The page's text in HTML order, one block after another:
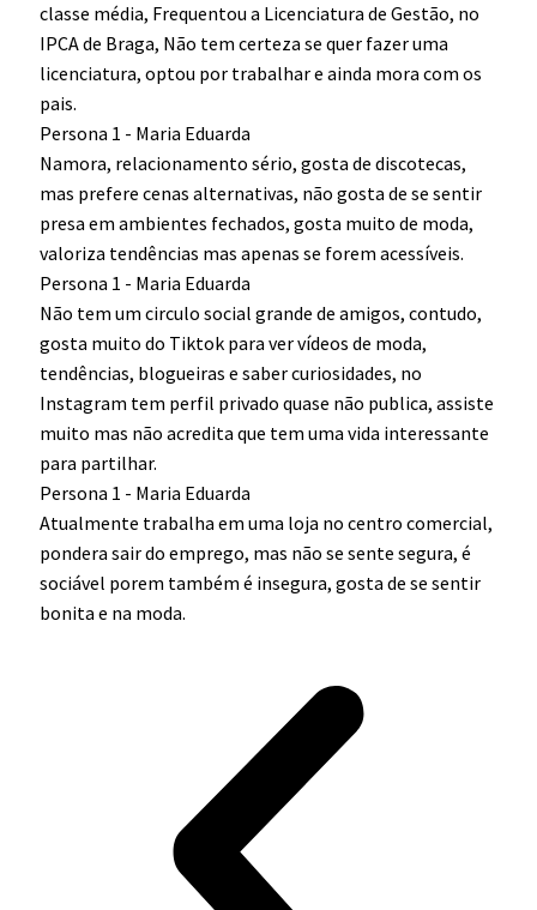
classe média, Frequentou a Licenciatura de Gestão, no
IPCA de Braga, Não tem certeza se quer fazer uma
licenciatura, optou por trabalhar e ainda mora com os
pais.
Persona 1 - Maria Eduarda
Namora, relacionamento sério, gosta de discotecas,
mas prefere cenas alternativas, não gosta de se sentir
presa em ambientes fechados, gosta muito de moda,
valoriza tendências mas apenas se forem acessíveis.
Persona 1 - Maria Eduarda
Não tem um circulo social grande de amigos, contudo,
gosta muito do Tiktok para ver vídeos de moda,
tendências, blogueiras e saber curiosidades, no
Instagram tem perfil privado quase não publica, assiste
muito mas não acredita que tem uma vida interessante
para partilhar.
Persona 1 - Maria Eduarda
Atualmente trabalha em uma loja no centro comercial,
pondera sair do emprego, mas não se sente segura, é
sociável porem também é insegura, gosta de se sentir
bonita e na moda.